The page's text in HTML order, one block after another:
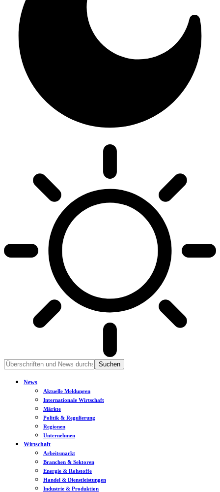
News
Aktuelle Meldungen
Internationale Wirtschaft
Märkte
Politik & Regulierung
Regionen
Unternehmen
Wirtschaft
Arbeitsmarkt
Branchen & Sektoren
Energie & Rohstoffe
Handel & Dienstleistungen
Industrie & Produktion